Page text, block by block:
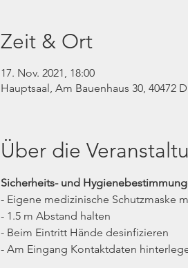
Zeit & Ort
17. Nov. 2021, 18:00
Hauptsaal, Am Bauenhaus 30, 40472
Über die
Sicherheits- und
- Eigene medizinische Schutzmaske
- 1.5 m Abstand halten
- Beim Eintritt Hände desinfizieren
- Am Eingang Kontaktdaten